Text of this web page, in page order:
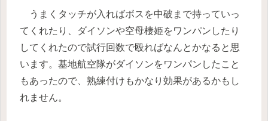
うまくタッチが入ればボスを中破まで持っていっ
てくれたり、ダイソンや空母棲姫をワンパンしたり
してくれたので試行回数で殴ればなんとかなると思
います。基地航空隊がダイソンをワンパンしたこと
もあったので、熟練付けもかなり効果があるかもし
れません。